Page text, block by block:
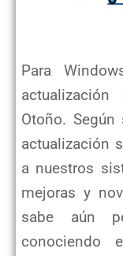
Para
Otoño.
actualización
a nuestros
mejoras y
sabe aún
conociendo